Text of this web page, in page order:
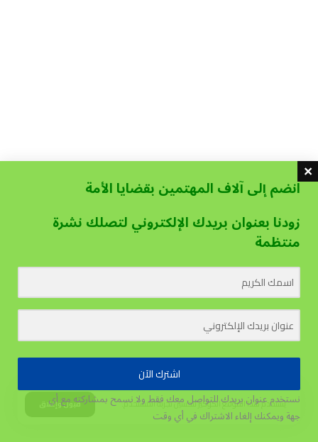
يستخدم هذا الموقع الكوكيز لتحسين تجربة المستخدم. قبول وإغلاق
انضم إلى آلاف المهتمين بقضايا الأمة
زودنا بعنوان بريدك الإلكتروني لتصلك نشرة
منتظمة
اشترك الآن
نستخدم عنوان بريدك للتواصل معك فقط ولا نسمح بمشاركته مع أي
جهةويمكنك إلغاء الاشتراك في أي وقت